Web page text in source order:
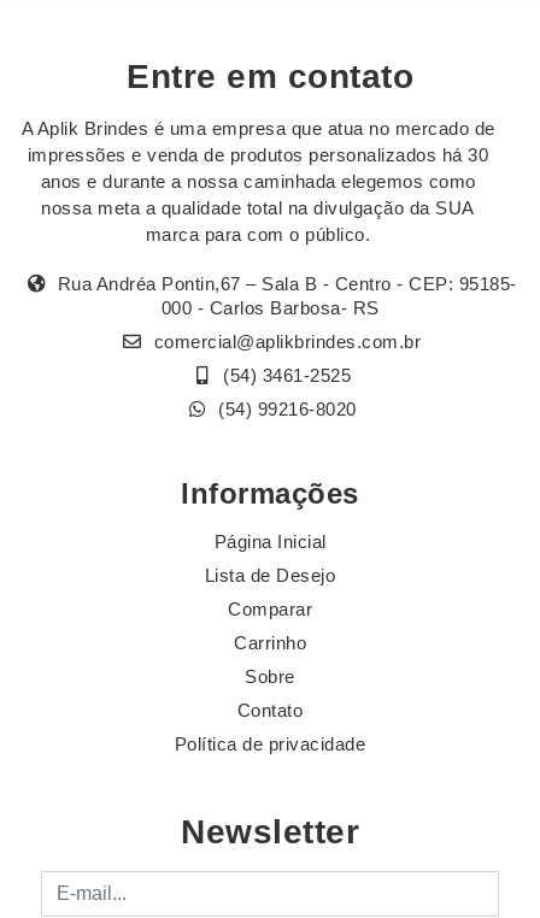
Entre em contato
A Aplik Brindes é uma empresa que atua no mercado de
impressões e venda de produtos personalizados há 30
anos e durante a nossa caminhada elegemos como
nossa meta a qualidade total na divulgação da SUA
marca para com o público.
Rua Andréa Pontin,67 – Sala B - Centro - CEP: 95185-
000 - Carlos Barbosa- RS
comercial@aplikbrindes.com.br
(54) 3461-2525
(54) 99216-8020
Informações
Página Inicial
Lista de Desejo
Comparar
Carrinho
Sobre
Contato
Política de privacidade
Newsletter
E-mail